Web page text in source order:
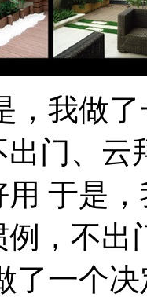
，我做
门、
于是
，不出
了一个